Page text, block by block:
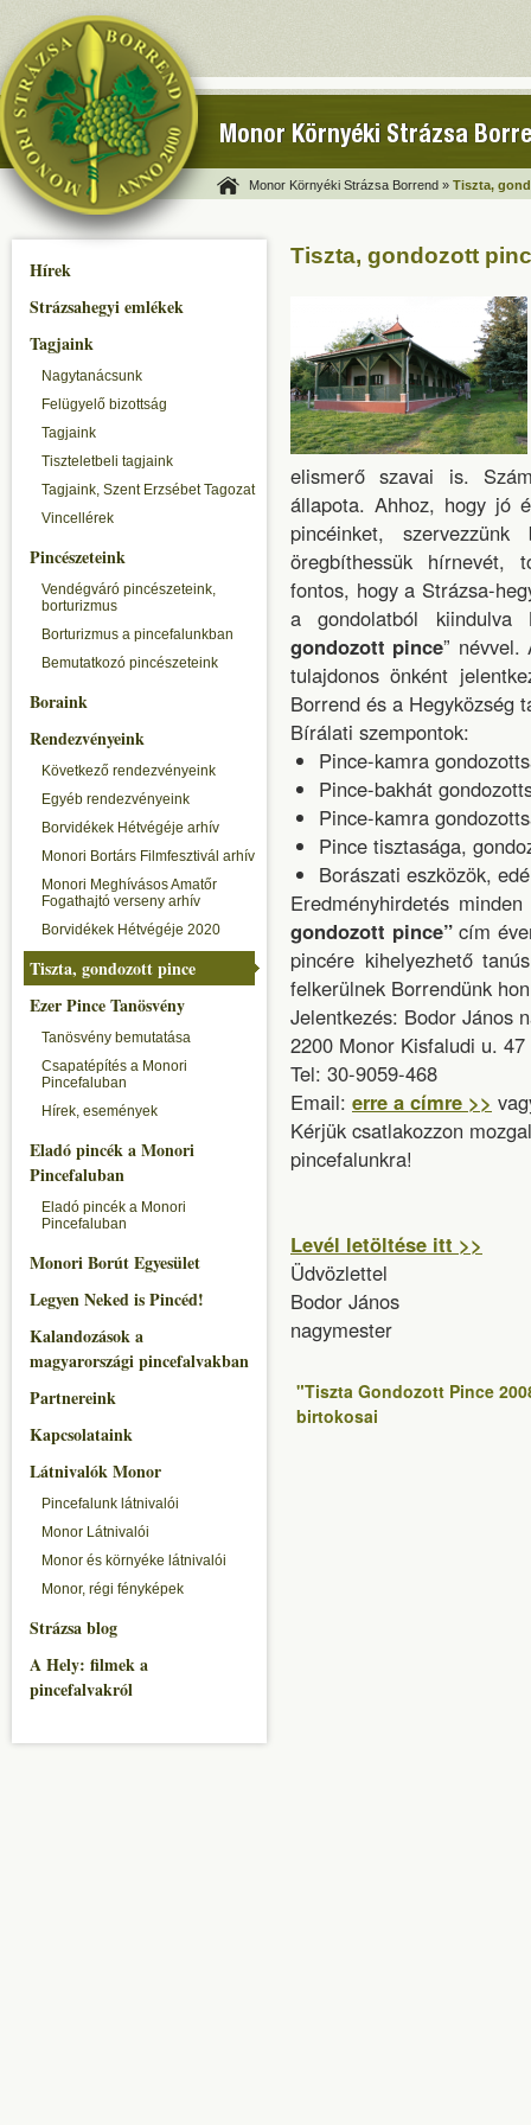
Monor Környéki Strázsa
Monor Környéki Strázsa Borrend » Tiszta,
Hírek
Strázsahegyi emlékek
Tagjaink
Nagytanácsunk
Felügyelő bizottság
Tagjaink
Tiszteletbeli tagjaink
Tagjaink, Szent Erzsébet Tagozat
Vincellérek
Pincészeteink
Vendégváró pincészeteink,
borturizmus
Borturizmus a pincefalunkban
Bemutatkozó pincészeteink
Boraink
Rendezvényeink
Következő rendezvényeink
Egyéb rendezvényeink
Borvidékek Hétvégéje arhív
Monori Bortárs Filmfesztivál arhív
Monori Meghívásos Amatőr
Fogathajtó verseny arhív
Borvidékek Hétvégéje 2020
Tiszta, gondozott pince
Ezer Pince Tanösvény
Tanösvény bemutatása
Csapatépítés a Monori
Pincefaluban
Hírek, események
Eladó pincék a Monori
Pincefaluban
Eladó pincék a Monori
Pincefaluban
Monori Borút Egyesület
Legyen Neked is Pincéd!
Kalandozások a
magyarországi pincefalvakban
Partnereink
Kapcsolataink
Látnivalók Monor
Pincefalunk látnivalói
Monor Látnivalói
Monor és környéke látnivalói
Monor, régi fényképek
Strázsa blog
A Hely: filmek a
pincefalvakról
Tiszta, gondozott
elismerő szavai is.
állapota. Ahhoz, hogy jó
pincéinket,
öregbíthessük hírnevét,
fontos, hogy a Strázsa-
a gondolatból
gondozott pince” névvel.
tulajdonos önként
Borrend és a Hegyközség
Bírálati szempontok:
Pince-kamra
Pince-bakhát
Pince-kamra
Pince tisztasága,
Borászati eszközök,
Eredményhirdetés
gondozott pince”cím
pincére kihelyezhető
felkerülnek Borrendünk
Jelentkezés: Bodor János
2200 Monor Kisfaludi u. 47
Tel: 30-9059-468
Email: erre a címre >>
Kérjük csatlakozzon
pincefalunkra!
Levél letöltése itt >>
Üdvözlettel
Bodor János
nagymester
"Tiszta Gondozott Pince
birtokosai